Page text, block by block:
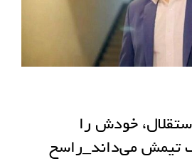
خودش را
تیمش می‌داند_راسخ